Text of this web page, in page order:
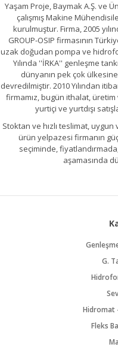
Yaşam Proje, Baymak A.Ş. ve
çalışmış Makine
kurulmuştur. Firma, 2005
GROUP-OSIP firmasının
uzak doğudan pompa ve
Yılında ''İRKA'' genleşme
dünyanın pek çok
devredilmiştir. 2010 Yılından
firmamız, bugün ithalat,
yurtiçi ve yurtdışı
Stoktan ve hızlı teslimat, uygun
ürün yelpazesi firmanın
seçiminde,
aşamasında
G.
Hidromat
Fleks